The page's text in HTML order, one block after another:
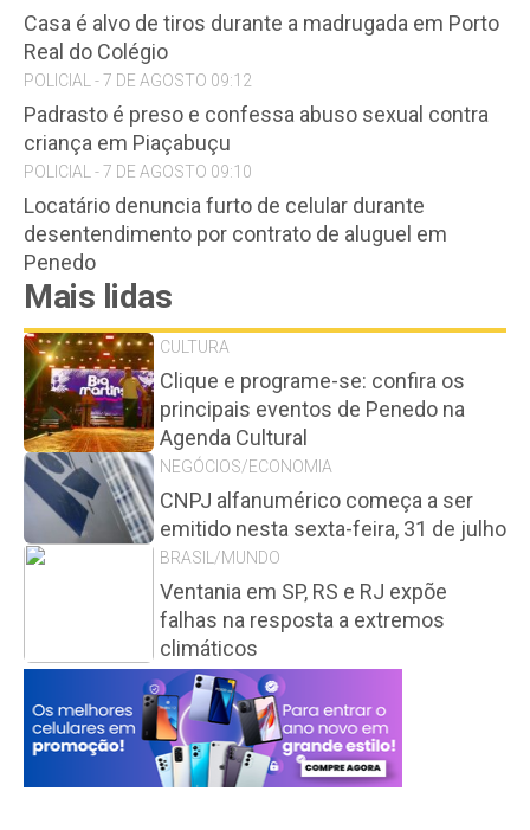
Casa é alvo de tiros durante a madrugada em Porto
Real do Colégio
POLICIAL - 7 DE AGOSTO 09:12
Padrasto é preso e confessa abuso sexual contra
criança em Piaçabuçu
POLICIAL - 7 DE AGOSTO 09:10
Locatário denuncia furto de celular durante
desentendimento por contrato de aluguel em
Penedo
Mais lidas
CULTURA
Clique e programe-se: confira os
principais eventos de Penedo na
Agenda Cultural
NEGÓCIOS/ECONOMIA
CNPJ alfanumérico começa a ser
emitido nesta sexta-feira, 31 de julho
BRASIL/MUNDO
Ventania em SP, RS e RJ expõe
falhas na resposta a extremos
climáticos